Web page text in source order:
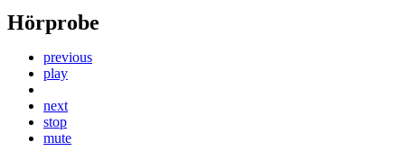
Hörprobe
previous
play
next
stop
mute